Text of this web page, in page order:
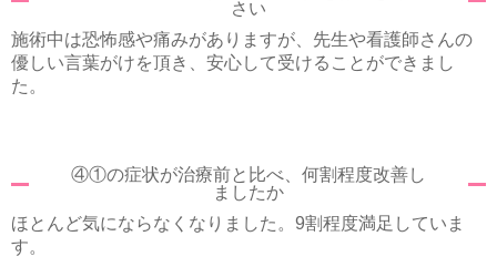
さい
施術中は恐怖感や痛みがありますが、先生や看護師さんの
優しい言葉がけを頂き、安心して受けることができまし
た。
④①の症状が治療前と比べ、何割程度改善し
ましたか
ほとんど気にならなくなりました。9割程度満足していま
す。